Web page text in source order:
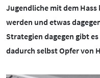
Jugendliche mit dem
werden und etwas
Strategien dagegen gibt
dadurch selbst Opfer von
BOTSCHAFTERINNEN
IMPRESSUM
DATENSCHUTZ
MEDIENCOACHES
MATERIALIEN